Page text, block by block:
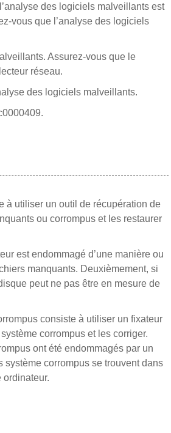
des logiciels malveillants est
vous que l’analyse des logiciels
Assurez-vous que le
réseau.
des logiciels malveillants.
à utiliser un outil de récupération de
ou corrompus et les restaurer
est endommagé d’une manière ou
manquants. Deuxièmement, si
peut ne pas être en mesure de
consiste à utiliser un fixateur
corrompus et les corriger.
ont été endommagés par un
système corrompus se trouvent dans
ordinateur.